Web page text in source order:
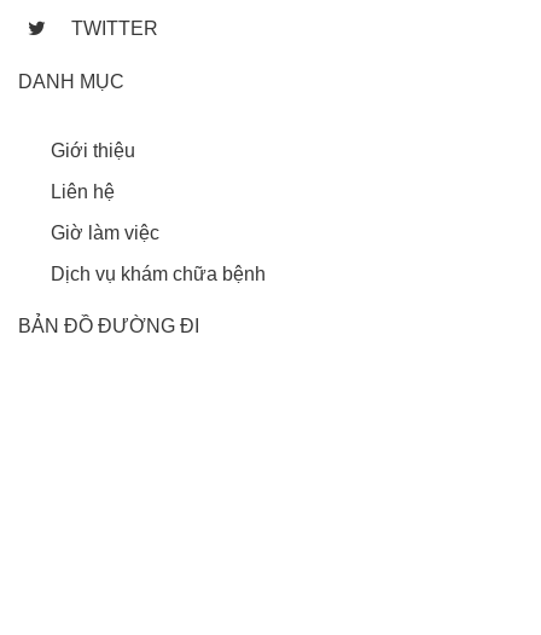
TWITTER
DANH MỤC
Giới thiệu
Liên hệ
Giờ làm việc
Dịch vụ khám chữa bệnh
BẢN ĐỒ ĐƯỜNG ĐI